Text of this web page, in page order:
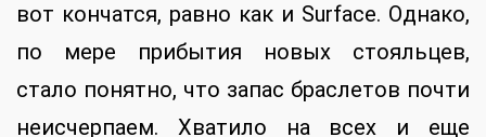
вот кончатся, равно как и Surface. Однако,
по мере прибытия новых стояльцев,
стало понятно, что запас браслетов почти
неисчерпаем. Хватило на всех и еще